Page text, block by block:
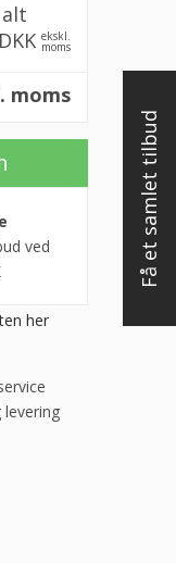
ekskl.
moms
moms
ved
her
levering
Få et samlet tilbud